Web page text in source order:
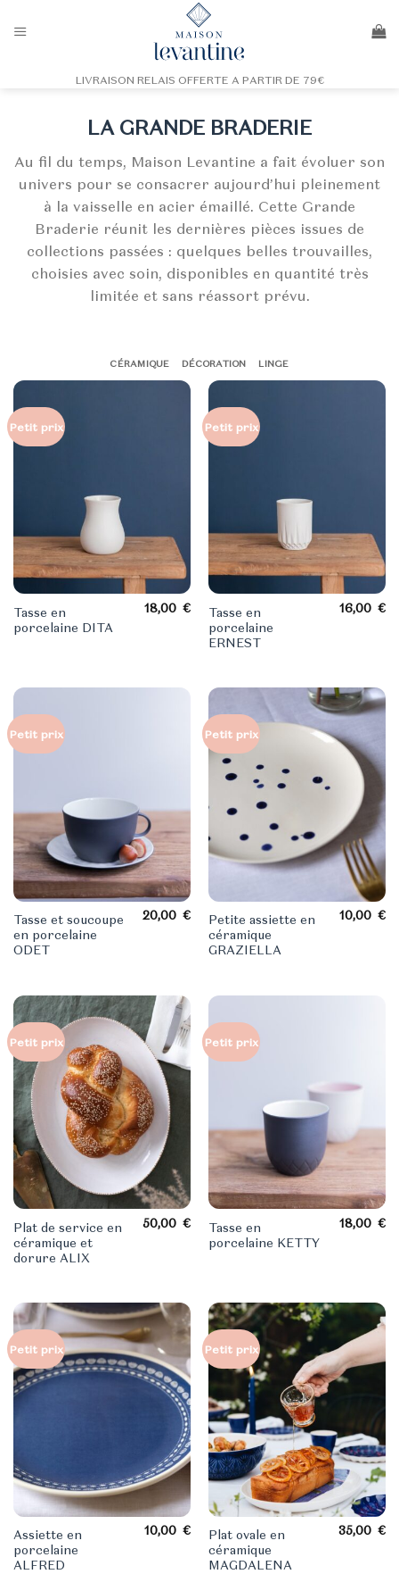
au
LIVRAISON RELAIS OFFERTE A PARTIR DE 79€
LA GRANDE BRADERIE
Au fil du temps, Maison Levantine a fait évoluer son
univers pour se consacrer aujourd’hui pleinement
à la vaisselle en acier émaillé. Cette Grande
Braderie réunit les dernières pièces issues de
collections passées : quelques belles trouvailles,
choisies avec soin, disponibles en quantité très
limitée et sans réassort prévu.
CÉRAMIQUE DÉCORATION LINGE
Petit prix
Tasse en
porcelaine DITA
18,00€
Petit prix
Tasse en
porcelaine
ERNEST
16,00€
Petit prix
Tasse et soucoupe
en porcelaine
ODET
20,00€
Petit prix
Petite assiette en
céramique
GRAZIELLA
10,00€
Petit prix
Plat de service en
céramique et
dorure ALIX
50,00€
Petit prix
Tasse en
porcelaine KETTY
18,00€
Petit prix
Assiette en
porcelaine
ALFRED
10,00€
Petit prix
Plat ovale en
céramique
MAGDALENA
35,00€